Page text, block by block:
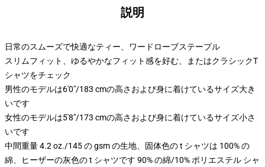
説明
日常のスムーズで快適なティー、ワードローブステープル
スリムフィット、ゆるやかなフィット感を好む、またはクラシックT
シャツをチェック
男性のモデルは6'0"/183 cmの高さおよび身に着けているサイズ大き
いです
女性のモデルは5'8"/173 cmの高さおよび身に着けているサイズ小さ
いです
中間重量 4.2 oz./145 の gsm の生地、固体色の t シャツは 100% の
綿、ヒーザーの灰色の t シャツです 90% の綿/10% ポリエステル シャ